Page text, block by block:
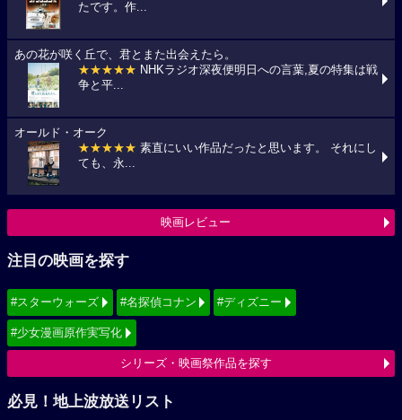
たです。作...
あの花が咲く丘で、君とまた出会えたら。
★★★★★ NHKラジオ深夜便明日への言葉,夏の特集は戦
争と平...
オールド・オーク
★★★★★ 素直にいい作品だったと思います。 それにし
ても、永...
映画レビュー
注目の映画を探す
#スターウォーズ #名探偵コナン #ディズニー
#少女漫画原作実写化
シリーズ・映画祭作品を探す
必見！地上波放送リスト